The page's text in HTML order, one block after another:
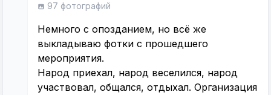
97 фотографий
Немного с опозданием, но всё же
выкладываю фотки с прошедшего
мероприятия.
Народ приехал, народ веселился, народ
участвовал, общался, отдыхал. Организация